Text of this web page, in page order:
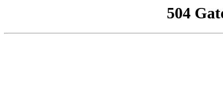
504